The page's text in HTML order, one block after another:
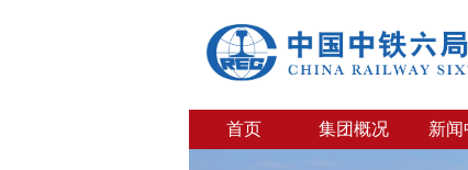
首页 集团概况 新闻